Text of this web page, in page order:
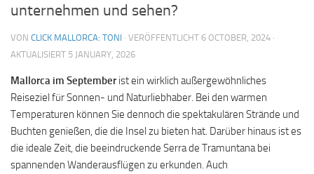
unternehmen und sehen?
VON CLICK MALLORCA: TONI · VERÖFFENTLICHT 6 OCTOBER, 2024 ·
AKTUALISIERT 5 JANUARY, 2026
Mallorca im Septemberist ein wirklich außergewöhnliches
Reiseziel für Sonnen- und Naturliebhaber. Bei den warmen
Temperaturen können Sie dennoch die spektakulären Strände und
Buchten genießen, die die Insel zu bieten hat. Darüber hinaus ist es
die ideale Zeit, die beeindruckende Serra de Tramuntana bei
spannenden Wanderausflügen zu erkunden. Auch